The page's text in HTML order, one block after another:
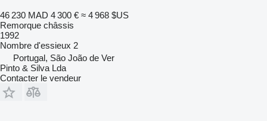
46 230 MAD 4 300 € ≈ 4 968 $US
Remorque châssis
1992
Nombre d'essieux 2
Portugal, São João de Ver
Pinto & Silva Lda
Contacter le vendeur